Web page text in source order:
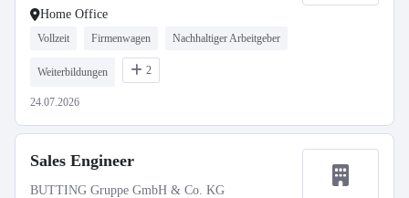
Home Office
Vollzeit Firmenwagen Nachhaltiger Arbeitgeber
Weiterbildungen 2
24.07.2026
Sales Engineer
BUTTING Gruppe GmbH & Co. KG